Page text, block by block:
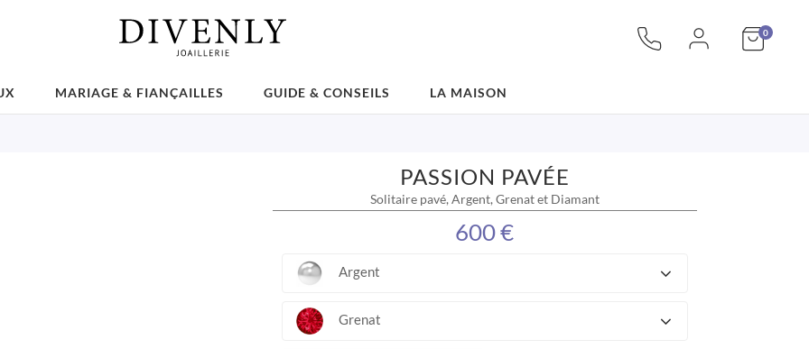
Mon
0articles
MARIAGE & FIANÇAILLES GUIDE & CONSEILS LA MAISON
PASSION PAVÉE
Solitaire pavé, Argent, Grenat et Diamant
600 €
Argent
Grenat